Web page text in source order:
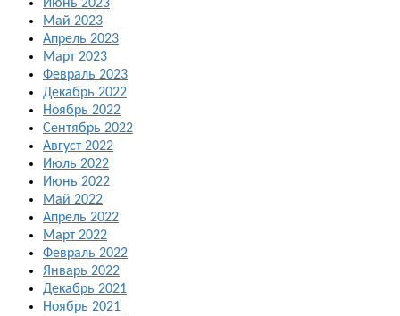
Июнь 2023
Май 2023
Апрель 2023
Март 2023
Февраль 2023
Декабрь 2022
Ноябрь 2022
Сентябрь 2022
Август 2022
Июль 2022
Июнь 2022
Май 2022
Апрель 2022
Март 2022
Февраль 2022
Январь 2022
Декабрь 2021
Ноябрь 2021